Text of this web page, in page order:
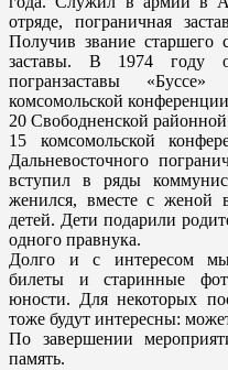
отряде, пограничная
Получив звание старшего
заставы. В 1974 году
погранзаставы
комсомольской
20 Свободненской
15 комсомольской
Дальневосточного
вступил в ряды
женился, вместе с женой
детей. Дети подарили
одного правнука.
Долго и с интересом мы
билеты и старинные
юности. Для некоторых
тоже будут интересны:
По завершении
память.